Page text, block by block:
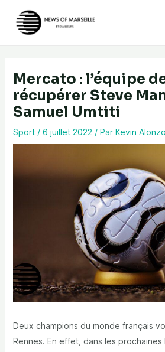
contenu
Mercato : l’équipe
récupérer Steve
Samuel Umtiti
Sport/ 6 juillet 2022 / Par Kevin Alonzo
Deux champions du monde français
Rennes. En effet, dans les